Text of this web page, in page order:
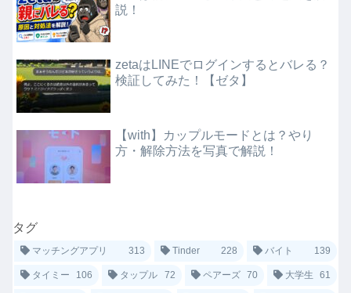
説！
zetaはLINEでログインするとバレる？
検証してみた！【ゼタ】
【with】カップルモードとは？やり
方・解除方法を写真で解説！
タグ
マッチングアプリ 313 Tinder 228 バイト 139
タイミー 106 タップル 72 ペアーズ 70 大学生 61